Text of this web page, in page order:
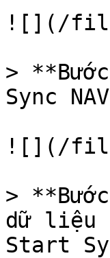
![](/
>
Sync
![](/
>
dữ liệu
Start